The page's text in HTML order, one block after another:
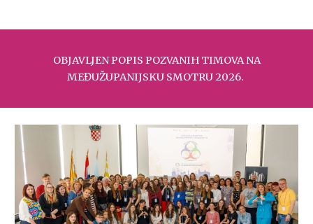
OBJAVLJEN POPIS POZVANIH TIMOVA NA
MEĐUŽUPANIJSKU SMOTRU 2026.